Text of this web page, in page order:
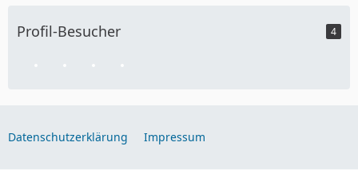
Profil-Besucher 4
Datenschutzerklärung Impressum